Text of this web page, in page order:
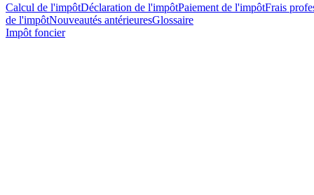
Calcul de l'impôtDéclaration de l'impôtPaiement de l'impôtFrais
de l'impôtNouveautés antérieuresGlossaire
Impôt foncier